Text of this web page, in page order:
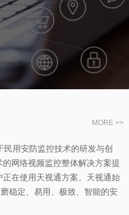
MORE >>
用安防监控技术的研发与创
网络视频监控整体解决方案提
在使用天视通方案。天视通始
稳定、易用、极致、智能的安